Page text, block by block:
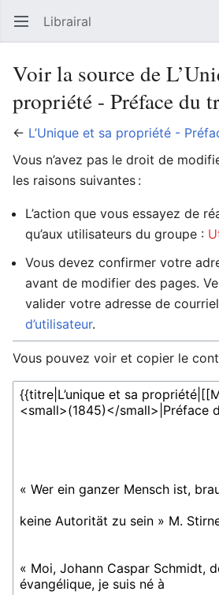
Ouvrir le menu principal Librairal
Voir la source de
propriété - Préface du
← L’Unique et sa propriété -
Vous n’avez pas le droit de
les raisons suivantes :
L’action que vous essayez de
qu’aux utilisateurs du groupe :
Vous devez confirmer votre
avant de modifier des pages.
valider votre adresse de
d’utilisateur.
Vous pouvez voir et copier le